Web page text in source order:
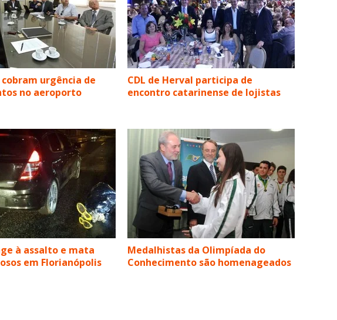
urgência de
no aeroporto
CDL de Herval participa de
encontro catarinense de lojistas
à assalto e mata
em Florianópolis
Medalhistas da Olimpíada do
Conhecimento são homenageados